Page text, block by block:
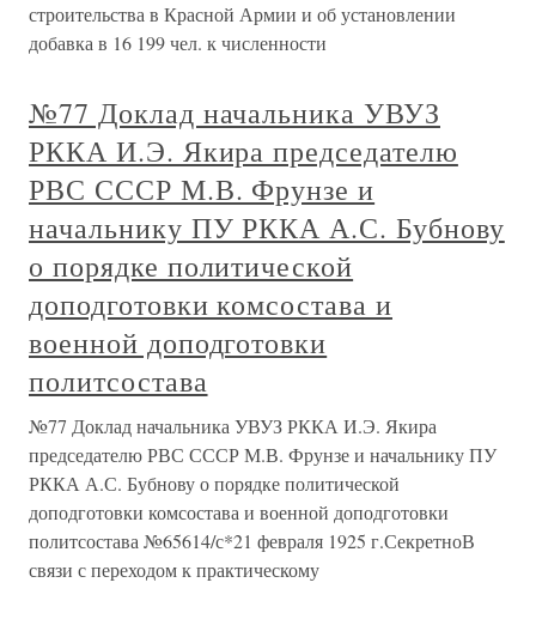
строительства в Красной Армии и об установлении
добавка в 16 199 чел. к численности
№77 Доклад начальника УВУЗ
РККА И.Э. Якира председателю
РВС СССР М.В. Фрунзе и
начальнику ПУ РККА А.С. Бубнову
о порядке политической
доподготовки комсостава и
военной доподготовки
политсостава
№77 Доклад начальника УВУЗ РККА И.Э. Якира
председателю РВС СССР М.В. Фрунзе и начальнику ПУ
РККА А.С. Бубнову о порядке политической
доподготовки комсостава и военной доподготовки
политсостава №65614/с*21 февраля 1925 г.СекретноВ
связи с переходом к практическому